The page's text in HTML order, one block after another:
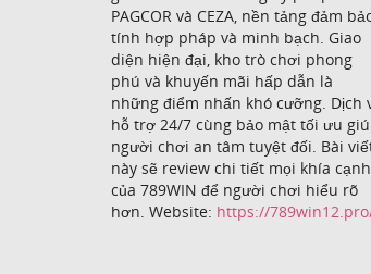
PAGCOR và CEZA, nền tảng đảm
tính hợp pháp và minh bạch. Giao
diện hiện đại, kho trò chơi phong
phú và khuyến mãi hấp dẫn là
những điểm nhấn khó cưỡng. Dịch
hỗ trợ 24/7 cùng bảo mật tối ưu
người chơi an tâm tuyệt đối. Bài
này sẽ review chi tiết mọi khía cạnh
của 789WIN để người chơi hiểu rõ
hơn. Website: https://